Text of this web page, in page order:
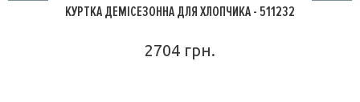
КУРТКА ДЕМІСЕЗОННА ДЛЯ ХЛОПЧИКА - 511232
2704 грн.